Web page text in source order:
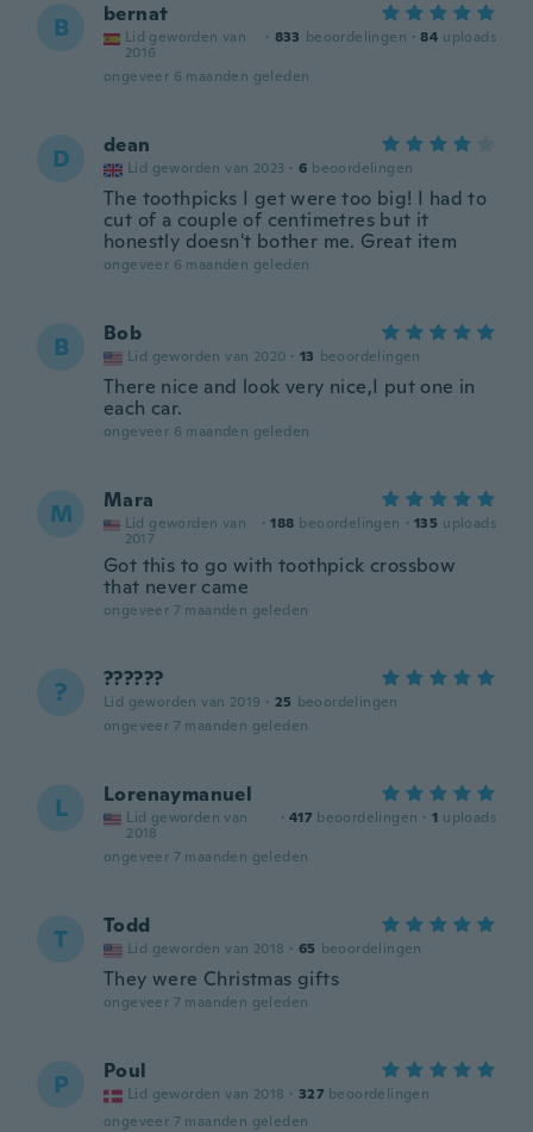
B bernat
Lid geworden van
2016
· 833 beoordelingen · 84 uploads
ongeveer 6 maanden geleden
D dean
Lid geworden van 2023 · 6 beoordelingen
The toothpicks I get were too big! I had to
cut of a couple of centimetres but it
honestly doesn't bother me. Great item
ongeveer 6 maanden geleden
B Bob
Lid geworden van 2020 · 13 beoordelingen
There nice and look very nice,I put one in
each car.
ongeveer 6 maanden geleden
M Mara
Lid geworden van
2017
· 188 beoordelingen · 135 uploads
Got this to go with toothpick crossbow
that never came
ongeveer 7 maanden geleden
? ??????
Lid geworden van 2019 · 25 beoordelingen
ongeveer 7 maanden geleden
L Lorenaymanuel
Lid geworden van
2018
· 417 beoordelingen · 1 uploads
ongeveer 7 maanden geleden
T Todd
Lid geworden van 2018 · 65 beoordelingen
They were Christmas gifts
ongeveer 7 maanden geleden
P Poul
Lid geworden van 2018 · 327 beoordelingen
ongeveer 7 maanden geleden